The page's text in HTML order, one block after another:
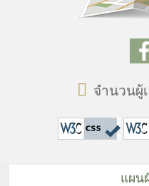
จำนวนผู้
แผน